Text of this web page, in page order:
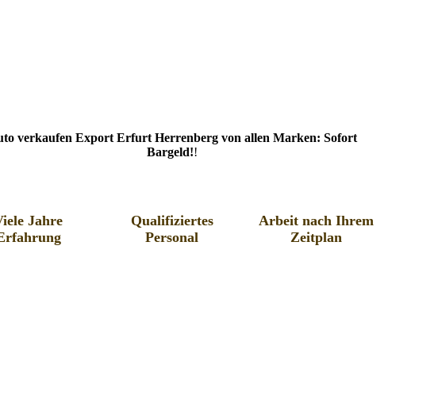
verkaufen Export Erfurt Herrenberg von allen Marken: Sofort
Bargeld!!
Jahre
Qualifiziertes
Personal
Arbeit nach Ihrem
Zeitplan